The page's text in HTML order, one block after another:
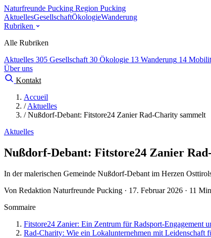
Naturfreunde Pucking Region Pucking
AktuellesGesellschaftÖkologieWanderung
Rubriken
Alle Rubriken
Aktuelles 305 Gesellschaft 30 Ökologie 13 Wanderung 14
Über uns
Kontakt
Accueil
/ Aktuelles
/ Nußdorf-Debant: Fitstore24 Zanier Rad-Charity sammelt
Aktuelles
Nußdorf-Debant: Fitstore24 Zanier
In der malerischen Gemeinde Nußdorf-Debant im Herzen
Von Redaktion Naturfreunde Pucking · 17. Februar 2026 · 11
Sommaire
Fitstore24 Zanier: Ein Zentrum für Radsport-Engagement
Rad-Charity: Wie ein Lokalunternehmen mit Leidenschaft